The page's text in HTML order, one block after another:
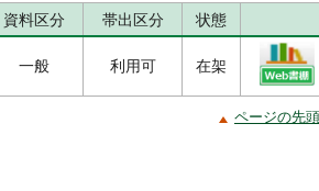
資料区分 帯出区分 状態
一般 利用可 在架
ページの先